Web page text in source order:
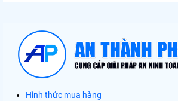
Hình thức mua hàng